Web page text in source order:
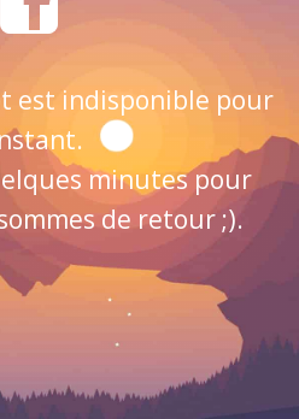
est indisponible pour
minutes pour
de retour ;).